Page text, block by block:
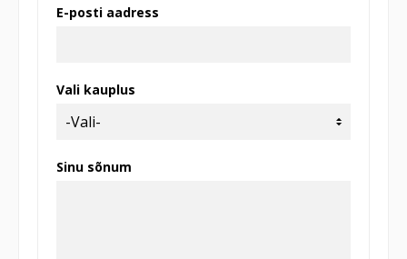
E-posti aadress
Vali kauplus
Sinu sõnum